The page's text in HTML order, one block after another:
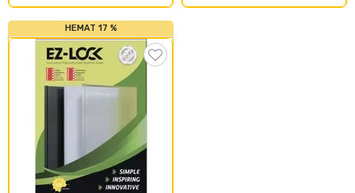
HEMAT 17 %